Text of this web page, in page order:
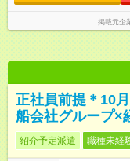
掲載元企
正社員前提＊10
船会社グループ×
紹介予定派遣 職種未経